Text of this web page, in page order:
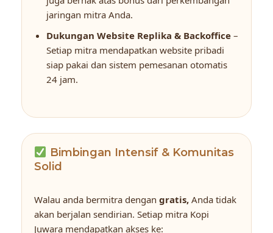
jaringan mitra Anda.
Dukungan Website Replika & Backoffice –
Setiap mitra mendapatkan website pribadi
siap pakai dan sistem pemesanan otomatis
24 jam.
Bimbingan Intensif & Komunitas
Solid
Walau anda bermitra dengan gratis, Anda tidak
akan berjalan sendirian. Setiap mitra Kopi
Juwara mendapatkan akses ke: